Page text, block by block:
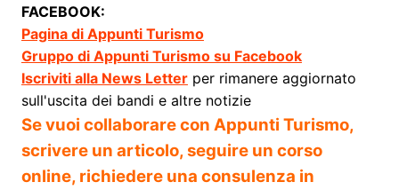
FACEBOOK:
Pagina di Appunti Turismo
Gruppo di Appunti Turismo su Facebook
Iscriviti alla News Letterper rimanere aggiornato
sull'uscita dei bandi e altre notizie
Se vuoi collaborare con Appunti Turismo,
scrivere un articolo, seguire un corso
online, richiedere una consulenza in